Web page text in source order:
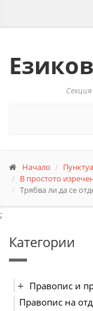
Начало
В простото
Трябва ли да се
;
Категории
Правопис и
Правопис на